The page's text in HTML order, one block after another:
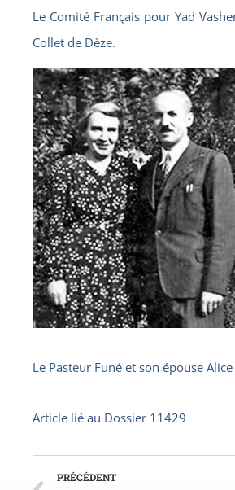
Le Comité Français pour Yad
Collet de Dèze.
Le Pasteur Funé et son épouse
Article lié au Dossier 11429
PRÉCÉDENT